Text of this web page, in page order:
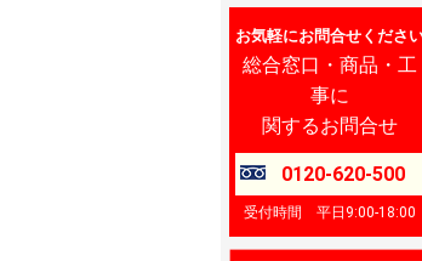
お気軽にお問合せくださ
総合窓口・商品・工
事に
関するお問合せ
0120-620-500
受付時間 平日9:00-18:00